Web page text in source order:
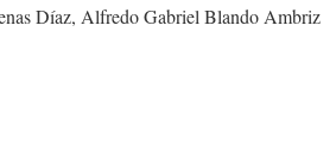
Díaz, Alfredo Gabriel Blando Ambriz